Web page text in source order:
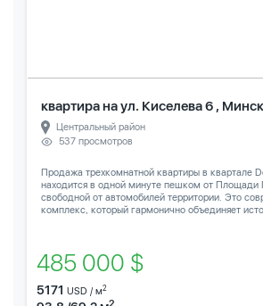
квартира на ул. Киселева 6 , Минск
Центральный район
537 просмотров
Продажа трехкомнатной квартиры в квартале
находится в одной минуте пешком от Площади
свободной от автомобилей территории. Это
комплекс, который гармонично объединяет
485 000 $
5171 USD / м2